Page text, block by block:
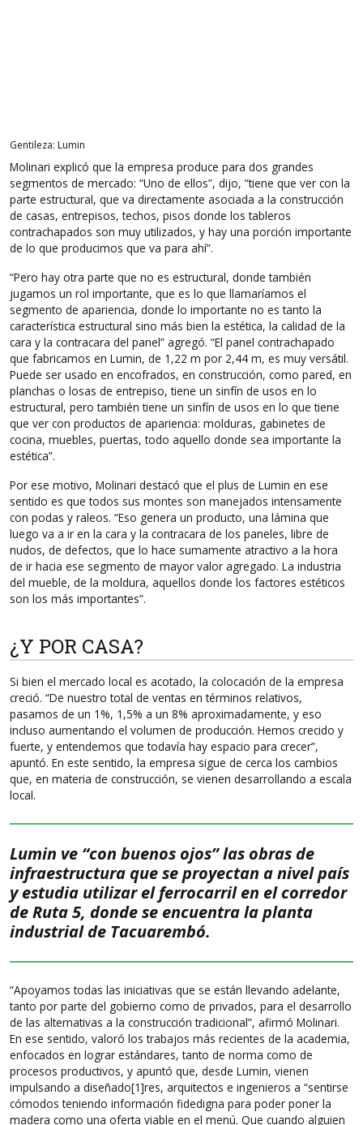
Gentileza: Lumin
Molinari explicó que la empresa produce para dos grandes
segmentos de mercado: “Uno de ellos”, dijo, “tiene que ver con la
parte estructural, que va directamente asociada a la construcción
de casas, entrepisos, techos, pisos donde los tableros
contrachapados son muy utilizados, y hay una porción importante
de lo que producimos que va para ahí”.
“Pero hay otra parte que no es estructural, donde también
jugamos un rol importante, que es lo que llamaríamos el
segmento de apariencia, donde lo importante no es tanto la
característica estructural sino más bien la estética, la calidad de la
cara y la contracara del panel” agregó. “El panel contrachapado
que fabricamos en Lumin, de 1,22 m por 2,44 m, es muy versátil.
Puede ser usado en encofrados, en construcción, como pared, en
planchas o losas de entrepiso, tiene un sinfín de usos en lo
estructural, pero también tiene un sinfín de usos en lo que tiene
que ver con productos de apariencia: molduras, gabinetes de
cocina, muebles, puertas, todo aquello donde sea importante la
estética”.
Por ese motivo, Molinari destacó que el plus de Lumin en ese
sentido es que todos sus montes son manejados intensamente
con podas y raleos. “Eso genera un producto, una lámina que
luego va a ir en la cara y la contracara de los paneles, libre de
nudos, de defectos, que lo hace sumamente atractivo a la hora
de ir hacia ese segmento de mayor valor agregado. La industria
del mueble, de la moldura, aquellos donde los factores estéticos
son los más importantes”.
¿Y POR CASA?
Si bien el mercado local es acotado, la colocación de la empresa
creció. “De nuestro total de ventas en términos relativos,
pasamos de un 1%, 1,5% a un 8% aproximadamente, y eso
incluso aumentando el volumen de producción. Hemos crecido y
fuerte, y entendemos que todavía hay espacio para crecer”,
apuntó. En este sentido, la empresa sigue de cerca los cambios
que, en materia de construcción, se vienen desarrollando a escala
local.
Lumin ve “con buenos ojos” las obras de
infraestructura que se proyectan a nivel país
y estudia utilizar el ferrocarril en el corredor
de Ruta 5, donde se encuentra la planta
industrial de Tacuarembó.
“Apoyamos todas las iniciativas que se están llevando adelante,
tanto por parte del gobierno como de privados, para el desarrollo
de las alternativas a la construcción tradicional”, afirmó Molinari.
En ese sentido, valoró los trabajos más recientes de la academia,
enfocados en lograr estándares, tanto de norma como de
procesos productivos, y apuntó que, desde Lumin, vienen
impulsando a diseñado[1]res, arquitectos e ingenieros a “sentirse
cómodos teniendo información fidedigna para poder poner la
madera como una oferta viable en el menú. Que cuando alguien